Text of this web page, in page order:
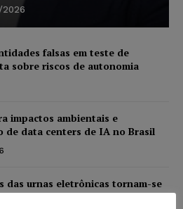
falsas em teste de
sobre riscos de autonomia
impactos ambientais e
de data centers de IA no Brasil
das urnas eletrônicas tornam-se
digital e lacração